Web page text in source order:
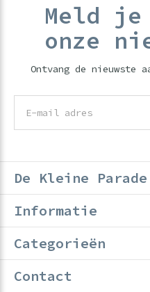
Meld je
onze
Ontvang de nieuwste
De Kleine Parade
Informatie
Categorieën
Contact